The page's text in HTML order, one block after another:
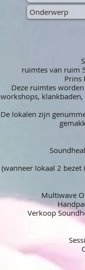
ruimtes van ruim
Prins
Deze ruimtes
workshops,
De lokalen zijn
(wanneer lokaal 2
Multiwave
Verkoop